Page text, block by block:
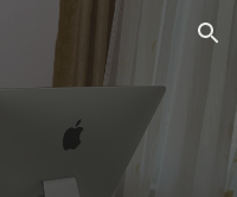
Skip to navigation